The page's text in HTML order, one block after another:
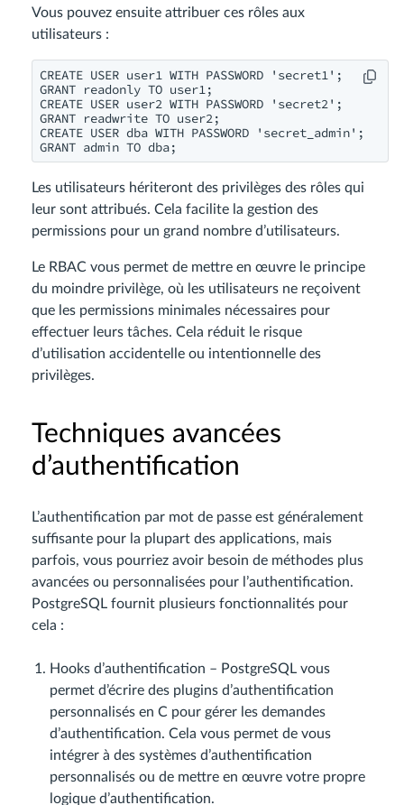
Vous pouvez ensuite attribuer ces rôles aux
utilisateurs :
CREATE USER user1 WITH PASSWORD 'secret1';
GRANT readonly TO user1;
CREATE USER user2 WITH PASSWORD 'secret2';
GRANT readwrite TO user2;
CREATE USER dba WITH PASSWORD 'secret_admin';
Les utilisateurs hériteront des privilèges des rôles qui
leur sont attribués. Cela facilite la gestion des
permissions pour un grand nombre d’utilisateurs.
Le RBAC vous permet de mettre en œuvre le principe
du moindre privilège, où les utilisateurs ne reçoivent
que les permissions minimales nécessaires pour
effectuer leurs tâches. Cela réduit le risque
d’utilisation accidentelle ou intentionnelle des
privilèges.
Techniques avancées
d’authentification
L’authentification par mot de passe est généralement
suffisante pour la plupart des applications, mais
parfois, vous pourriez avoir besoin de méthodes plus
avancées ou personnalisées pour l’authentification.
PostgreSQL fournit plusieurs fonctionnalités pour
cela :
Hooks d’authentification – PostgreSQL vous
permet d’écrire des plugins d’authentification
personnalisés en C pour gérer les demandes
d’authentification. Cela vous permet de vous
intégrer à des systèmes d’authentification
personnalisés ou de mettre en œuvre votre propre
logique d’authentification.